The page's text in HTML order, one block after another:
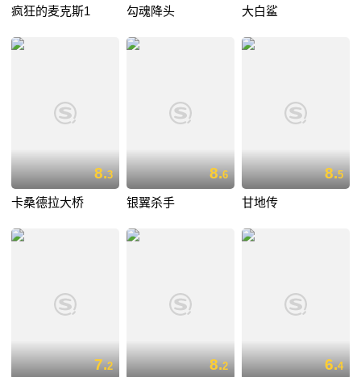
疯狂的麦克斯1 勾魂降头 大白鲨
8.3
卡桑德拉大桥
8.6
银翼杀手
8.5
甘地传
7.2 8.2 6.4